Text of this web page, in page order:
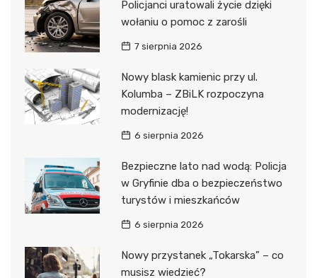
Policjanci uratowali życie dzięki
wołaniu o pomoc z zarośli
7 sierpnia 2026
Nowy blask kamienic przy ul.
Kolumba – ZBiLK rozpoczyna
modernizację!
6 sierpnia 2026
Bezpieczne lato nad wodą: Policja
w Gryfinie dba o bezpieczeństwo
turystów i mieszkańców
6 sierpnia 2026
Nowy przystanek „Tokarska” – co
musisz wiedzieć?